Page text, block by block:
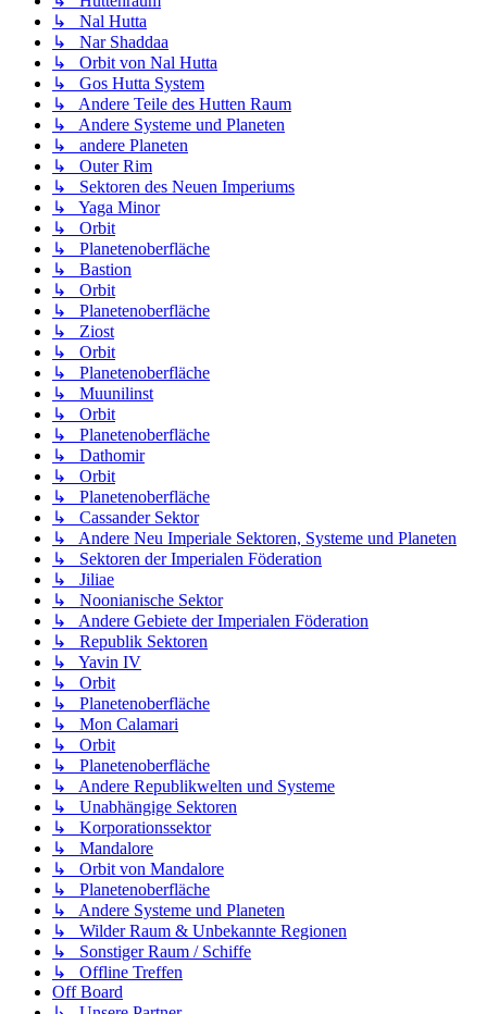
↳ Nal Hutta
↳ Nar Shaddaa
↳ Orbit von Nal Hutta
↳ Gos Hutta System
↳ Andere Teile des Hutten Raum
↳ Andere Systeme und Planeten
↳ andere Planeten
↳ Outer Rim
↳ Sektoren des Neuen Imperiums
↳ Yaga Minor
↳ Orbit
↳ Planetenoberfläche
↳ Bastion
↳ Orbit
↳ Planetenoberfläche
↳ Ziost
↳ Orbit
↳ Planetenoberfläche
↳ Muunilinst
↳ Orbit
↳ Planetenoberfläche
↳ Dathomir
↳ Orbit
↳ Planetenoberfläche
↳ Cassander Sektor
↳ Andere Neu Imperiale Sektoren, Systeme und Planeten
↳ Sektoren der Imperialen Föderation
↳ Jiliae
↳ Noonianische Sektor
↳ Andere Gebiete der Imperialen Föderation
↳ Republik Sektoren
↳ Yavin IV
↳ Orbit
↳ Planetenoberfläche
↳ Mon Calamari
↳ Orbit
↳ Planetenoberfläche
↳ Andere Republikwelten und Systeme
↳ Unabhängige Sektoren
↳ Korporationssektor
↳ Mandalore
↳ Orbit von Mandalore
↳ Planetenoberfläche
↳ Andere Systeme und Planeten
↳ Wilder Raum & Unbekannte Regionen
↳ Sonstiger Raum / Schiffe
↳ Offline Treffen
Off Board